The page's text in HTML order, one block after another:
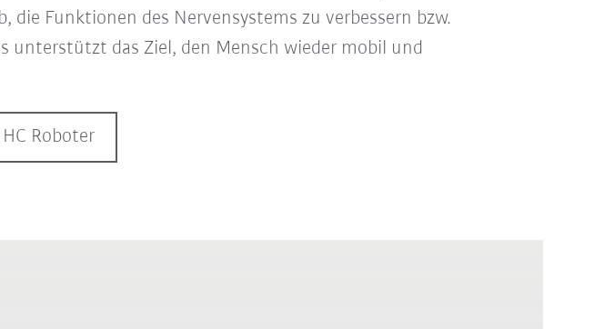
Funktionen des Nervensystems zu verbessern bzw.
unterstützt das Ziel, den Mensch wieder mobil und
HC Roboter